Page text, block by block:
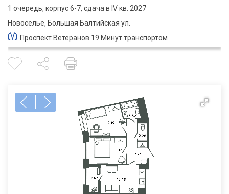
1 очередь, корпус 6-7, сдача в IV кв. 2027
Новоселье, Большая Балтийская ул.
Проспект Ветеранов 19 Минут транспортом